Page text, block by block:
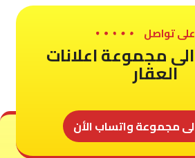
تواصل
مجموعة اعلانات
العقار
مجموعة واتساب الأن